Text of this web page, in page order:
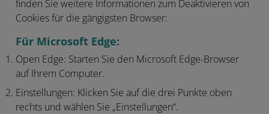
finden Sie weitere Informationen zum Deaktivieren von
Cookies für die gängigsten Browser:
Für Microsoft Edge:
Open Edge: Starten Sie den Microsoft Edge-Browser
auf Ihrem Computer.
Einstellungen: Klicken Sie auf die drei Punkte oben
rechts und wählen Sie „Einstellungen“.